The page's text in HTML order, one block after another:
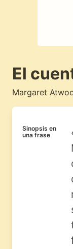
El
Margaret
Sinopsis en
una frase